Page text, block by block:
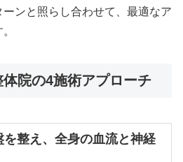
ンと照らし合わせて、最適なア
体院の4施術アプローチ
整え、全身の血流と神経